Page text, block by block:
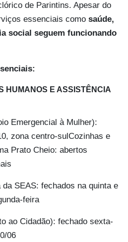
de Parintins. Apesar do
essenciais como saúde,
social seguem funcionando
HUMANOS E ASSISTÊNCIA
Emergencial à Mulher):
zona centro‑sulCozinhas e
Prato Cheio: abertos
SEAS: fechados na quinta e
feira
ao Cidadão): fechado sexta-
06